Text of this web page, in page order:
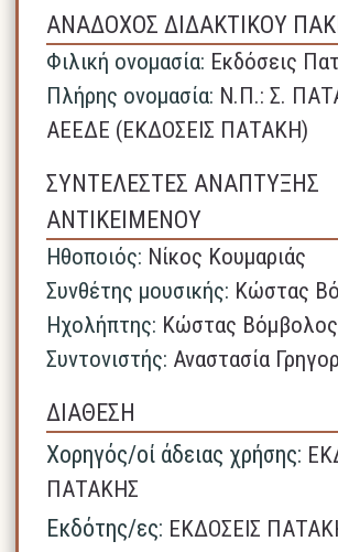
ΑΝΑΔΟΧΟΣ ΔΙΔΑΚΤΙΚΟΥ
Φιλική ονομασία: Εκδόσεις
Πλήρης ονομασία: N.Π.: Σ.
ΑΕΕΔΕ (ΕΚΔΟΣΕΙΣ ΠΑΤΑΚΗ)
ΣΥΝΤΕΛΕΣΤΕΣ ΑΝΑΠΤΥΞΗΣ
ΑΝΤΙΚΕΙΜΕΝΟΥ
Ηθοποιός: Νίκος Κουμαριάς
Συνθέτης μουσικής: Κώστας
Ηχολήπτης: Κώστας Βόμβολος
Συντονιστής: Αναστασία
ΔΙΑΘΕΣΗ
Χορηγός/οί άδειας χρήσης:
ΠΑΤΑΚΗΣ
Εκδότης/ες: ΕΚΔΟΣΕΙΣ